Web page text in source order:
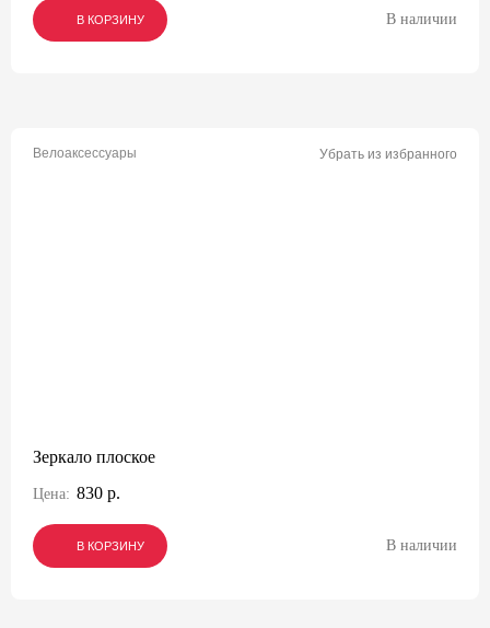
В КОРЗИНУ
В КОРЗИНУ
В КОРЗИНУ В наличии
Велоаксессуары Убрать из избранного
Зеркало плоское
Цена: 830 р.
В КОРЗИНУ
В КОРЗИНУ
В КОРЗИНУ В наличии